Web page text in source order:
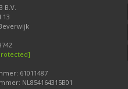
B.V.
13
61011487
NL854164315B01